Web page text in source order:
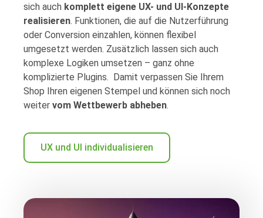
sich auch komplett eigene UX- und UI-Konzepte
realisieren. Funktionen, die auf die Nutzerführung
oder Conversion einzahlen, können flexibel
umgesetzt werden. Zusätzlich lassen sich auch
komplexe Logiken umsetzen – ganz ohne
komplizierte Plugins. Damit verpassen Sie Ihrem
Shop Ihren eigenen Stempel und können sich noch
weiter vom Wettbewerb abheben.
UX und UI individualisieren